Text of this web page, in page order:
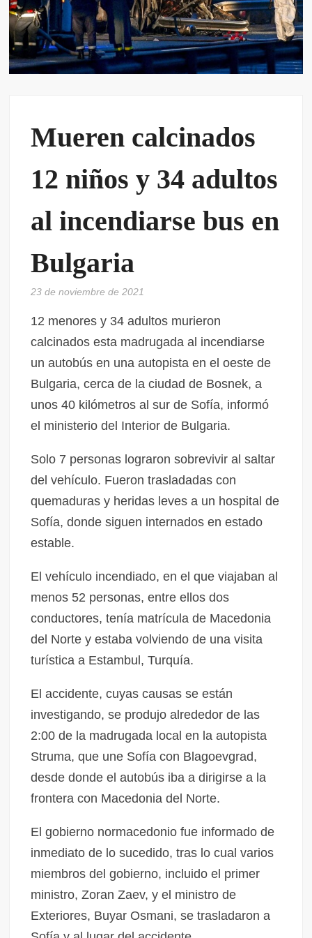
Mueren calcinados
12 niños y 34 adultos
al incendiarse bus en
Bulgaria
23 de noviembre de 2021
12 menores y 34 adultos murieron
calcinados esta madrugada al incendiarse
un autobús en una autopista en el oeste de
Bulgaria, cerca de la ciudad de Bosnek, a
unos 40 kilómetros al sur de Sofía, informó
el ministerio del Interior de Bulgaria.
Solo 7 personas lograron sobrevivir al saltar
del vehículo. Fueron trasladadas con
quemaduras y heridas leves a un hospital de
Sofía, donde siguen internados en estado
estable.
El vehículo incendiado, en el que viajaban al
menos 52 personas, entre ellos dos
conductores, tenía matrícula de Macedonia
del Norte y estaba volviendo de una visita
turística a Estambul, Turquía.
El accidente, cuyas causas se están
investigando, se produjo alrededor de las
2:00 de la madrugada local en la autopista
Struma, que une Sofía con Blagoevgrad,
desde donde el autobús iba a dirigirse a la
frontera con Macedonia del Norte.
El gobierno normacedonio fue informado de
inmediato de lo sucedido, tras lo cual varios
miembros del gobierno, incluido el primer
ministro, Zoran Zaev, y el ministro de
Exteriores, Buyar Osmani, se trasladaron a